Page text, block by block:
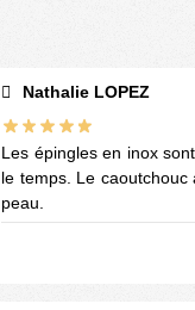
Nathalie LOPEZ
Les épingles en inox
le temps. Le
peau.